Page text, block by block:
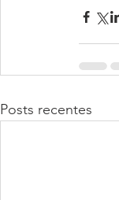
Posts recentes